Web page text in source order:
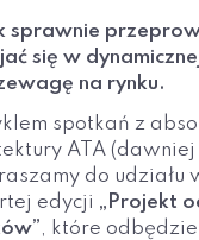
sprawnie
się w
na rynku.
spotkań z
ATA (dawniej
do udziału
edycji „Projekt
, które